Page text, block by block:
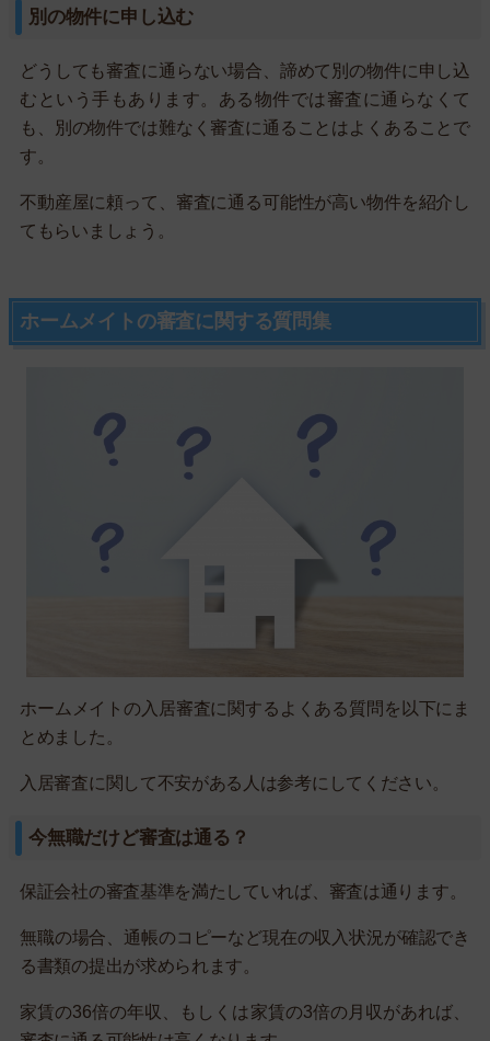
別の物件に申し込む
どうしても審査に通らない場合、諦めて別の物件に申し込
むという手もあります。ある物件では審査に通らなくて
も、別の物件では難なく審査に通ることはよくあることで
す。
不動産屋に頼って、審査に通る可能性が高い物件を紹介し
てもらいましょう。
ホームメイトの審査に関する質問集
ホームメイトの入居審査に関するよくある質問を以下にま
とめました。
入居審査に関して不安がある人は参考にしてください。
今無職だけど審査は通る？
保証会社の審査基準を満たしていれば、審査は通ります。
無職の場合、通帳のコピーなど現在の収入状況が確認でき
る書類の提出が求められます。
家賃の36倍の年収、もしくは家賃の3倍の月収があれば、